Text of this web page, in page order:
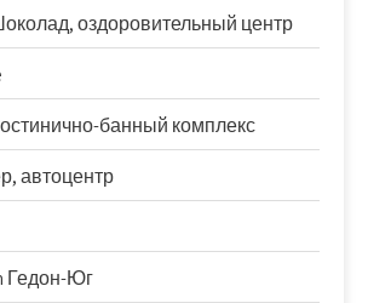
оздоровительный центр
банный комплекс
автоцентр
Гедон-Юг